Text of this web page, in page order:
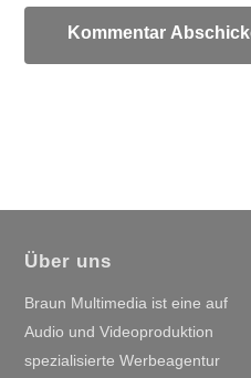
Über uns
Braun Multimedia ist eine auf
Audio und Videoproduktion
spezialisierte Werbeagentur